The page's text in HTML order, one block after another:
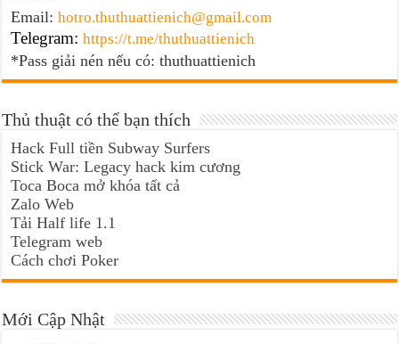
Email:hotro.thuthuattienich@gmail.com
Telegram: https://t.me/thuthuattienich
*Pass giải nén nếu có: thuthuattienich
Thủ thuật có thể bạn thích
Hack Full tiền Subway Surfers
Stick War: Legacy hack kim cương
Toca Boca mở khóa tất cả
Zalo Web
Tải Half life 1.1
Telegram web
Cách chơi Poker
Mới Cập Nhật